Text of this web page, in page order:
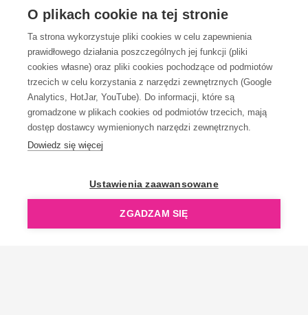
O plikach cookie na tej stronie
Ta strona wykorzystuje pliki cookies w celu zapewnienia
prawidłowego działania poszczególnych jej funkcji (pliki
cookies własne) oraz pliki cookies pochodzące od podmiotów
trzecich w celu korzystania z narzędzi zewnętrznych (Google
Analytics, HotJar, YouTube). Do informacji, które są
gromadzone w plikach cookies od podmiotów trzecich, mają
dostęp dostawcy wymienionych narzędzi zewnętrznych.
Dowiedz się więcej
Ustawienia zaawansowane
ZGADZAM SIĘ
OBSŁUGA KLIENTA
KONTAKT
OpenGift jest częścią ReflectGroup.